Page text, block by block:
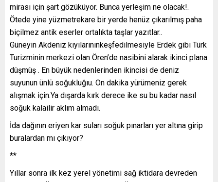
mirası için şart gözüküyor. Bunca yerleşim ne olacak!.
Ötede yine yüzmetrekare bir yerde henüz çıkarılmış paha
biçilmez antik eserler ortalıkta taşlar yazıtlar..
Güneyin Akdeniz kıyılarınınkeşfedilmesiyle Erdek gibi Türk
Turizminin merkezi olan Ören’de nasibini alarak ikinci plana
düşmüş . En büyük nedenlerinden ikincisi de deniz
suyunun ünlü soğukluğıu. On dakika yürümeniz gerek
alışmak için.Ya dışarda kırk derece ike su bu kadar nasıl
soğuk kalailir aklım almadı.
İda dağının eriyen kar suları soğuk pınarları yer altına girip
buralardan mı çıkıyor?
**
Yıllar sonra ilk kez yerel yönetimi sağ iktidara devreden